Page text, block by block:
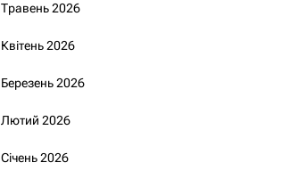
Травень 2026
Квітень 2026
Березень 2026
Лютий 2026
Січень 2026